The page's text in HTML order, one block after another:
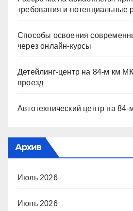
требования и потенциальные
Способы освоения
через онлайн-курсы
Детейлинг-центр на 84-м км
проезд
Автотехнический центр на
Архив
Июль 2026
Июнь 2026